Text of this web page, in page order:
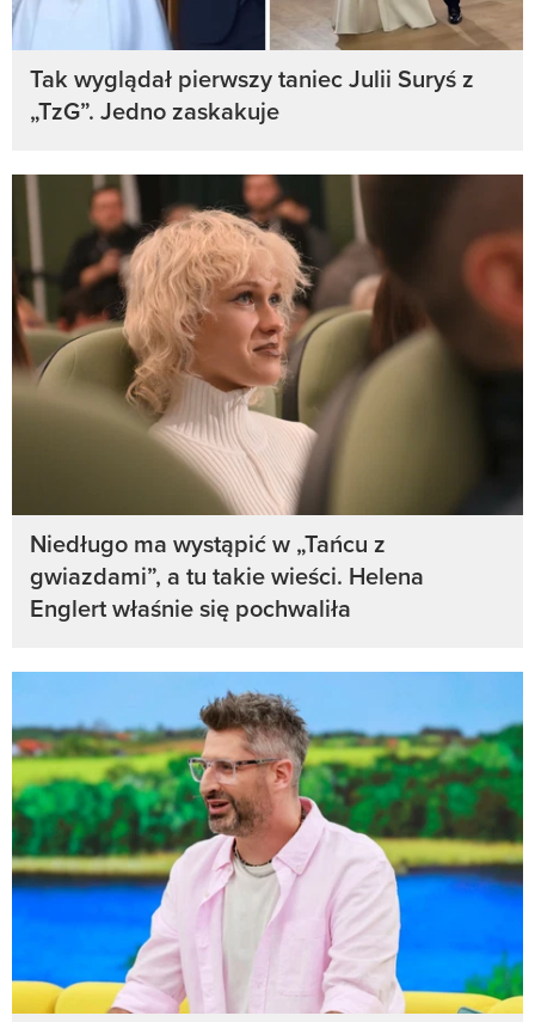
Tak wyglądał pierwszy taniec Julii Suryś z
„TzG”. Jedno zaskakuje
Niedługo ma wystąpić w „Tańcu z
gwiazdami”, a tu takie wieści. Helena
Englert właśnie się pochwaliła